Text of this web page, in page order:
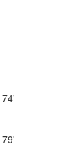
74'
79'